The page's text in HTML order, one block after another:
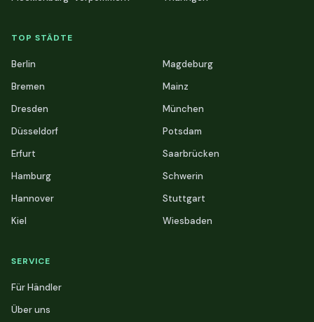
TOP STÄDTE
Berlin
Bremen
Dresden
Düsseldorf
Erfurt
Hamburg
Hannover
Kiel
Magdeburg
Mainz
München
Potsdam
Saarbrücken
Schwerin
Stuttgart
Wiesbaden
SERVICE
Für Händler
Über uns